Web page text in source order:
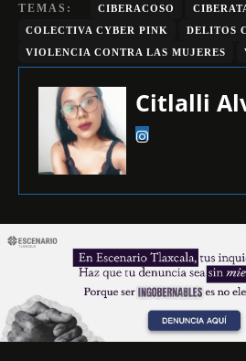
TEMAS: CIBERACOSO
COLECTIVA CYBER PINK
DELITOS
VIOLENCIA CONTRA LAS MUJERES
Citlalli